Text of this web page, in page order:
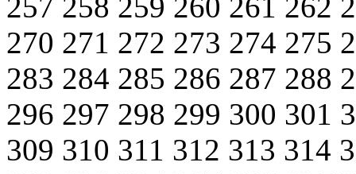
270 271 272 273 274 275
283 284 285 286 287 288
296 297 298 299 300 301
309 310 311 312 313 314